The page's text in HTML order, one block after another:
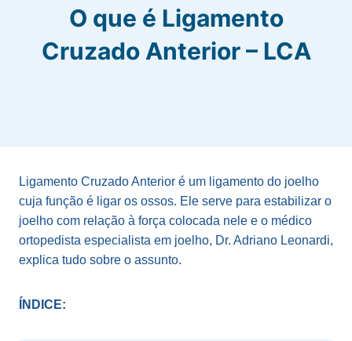
O que é Ligamento
Cruzado Anterior – LCA
Ligamento Cruzado Anterior é um ligamento do joelho
cuja função é ligar os ossos. Ele serve para estabilizar o
joelho com relação à força colocada nele e o médico
ortopedista especialista em joelho, Dr. Adriano Leonardi,
explica tudo sobre o assunto.
ÍNDICE: